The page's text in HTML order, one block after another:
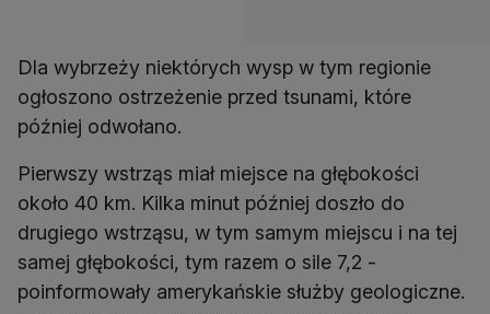
Dla wybrzeży niektórych wysp w tym regionie
ogłoszono ostrzeżenie przed tsunami, które
później odwołano.
Pierwszy wstrząs miał miejsce na głębokości
około 40 km. Kilka minut później doszło do
drugiego wstrząsu, w tym samym miejscu i na tej
samej głębokości, tym razem o sile 7,2 -
poinformowały amerykańskie służby geologiczne.